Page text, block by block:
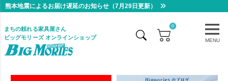
熊本地震によるお届け遅延のお知らせ（7月29日更新）
MENU
まちの頼れる家具屋さん
ビッグモリーズ オンラインショップ
0